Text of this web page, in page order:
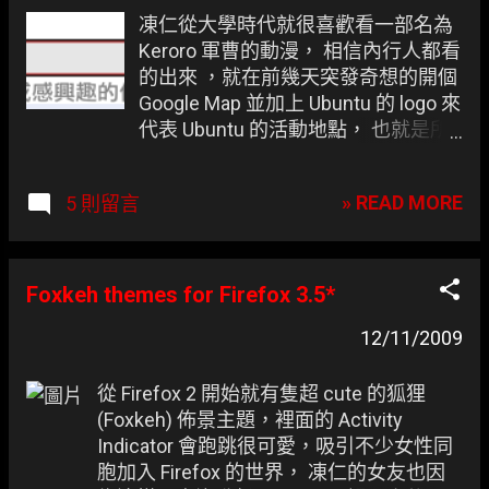
凍仁從大學時代就很喜歡看一部名為
Keroro 軍曹的動漫， 相信內行人都看
的出來 ，就在前幾天突發奇想的開個
Google Map 並加上 Ubuntu 的 logo 來
代表 Ubuntu 的活動地點， 也就是所
聚自由軟體的精神：P 藍星侵略地圖
的，請大家遵守以下規定： 請在分隔
線 " ---- " 後加上縣市，以便大家尋
請小心使用，別誤刪夥伴們的據點。
Google。 填入名稱、地址並搜尋。
確認地點是否無誤。 儲存至我的地
圖。 選擇 藍星侵略地圖 檢視地圖 (快
速跳至藍星侵略地圖) 。 編輯。 找到
5 則留言 » READ MORE
Foxkeh themes for Firefox 3.5*
12/11/2009
從 Firefox 2 開始就有隻超 cute 的狐狸
(Foxkeh) 佈景主題，裡面的 Activity
Indicator 會跑跳很可愛，吸引不少女性同
胞加入 Firefox 的世界， 凍仁的女友也因